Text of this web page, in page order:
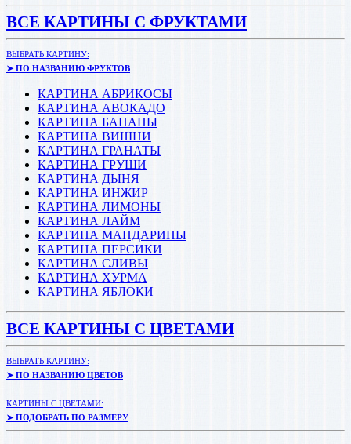
ВСЕ КАРТИНЫ С ФРУКТАМИ
ВЫБРАТЬ КАРТИНУ:
➤ ПО НАЗВАНИЮ ФРУКТОВ
КАРТИНА АБРИКОСЫ
КАРТИНА АВОКАДО
КАРТИНА БАНАНЫ
КАРТИНА ВИШНИ
КАРТИНА ГРАНАТЫ
КАРТИНА ГРУШИ
КАРТИНА ДЫНЯ
КАРТИНА ИНЖИР
КАРТИНА ЛИМОНЫ
КАРТИНА ЛАЙМ
КАРТИНА МАНДАРИНЫ
КАРТИНА ПЕРСИКИ
КАРТИНА СЛИВЫ
КАРТИНА ХУРМА
КАРТИНА ЯБЛОКИ
ВСЕ КАРТИНЫ С ЦВЕТАМИ
ВЫБРАТЬ КАРТИНУ:
➤ ПО НАЗВАНИЮ ЦВЕТОВ
КАРТИНЫ С ЦВЕТАМИ:
➤ ПОДОБРАТЬ ПО РАЗМЕРУ